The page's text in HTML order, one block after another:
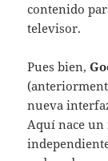
contenido
televisor.
Pues bien,
nueva
Aquí nace un